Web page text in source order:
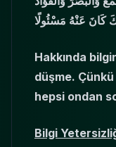
كَانَ عَنْهُ مَسْئُولًا
Hakkında
düşme.
hepsi ondan
Bilgi